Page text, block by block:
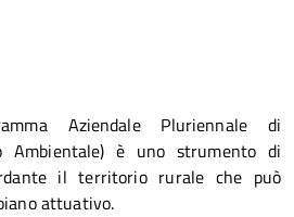
Aziendale Pluriennale di
Ambientale) è uno strumento di
il territorio rurale che può
attuativo.